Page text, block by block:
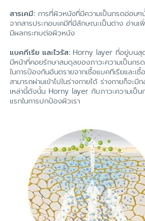
สารเคมี: การที่ผิวหนังที่มีความเป็นกรดอ่อน
จากสารประกอบเคมีที่มีลักษณะเป็นด่าง อ่านเ
มีผลกระทบต่อผิวหนัง
แบคทีเรีย และไวรัส: Horny layer ที่อยู่บนสุ
มีหน้าที่คอยรักษาสมดุลของภาวะความเป็นก
ในการป้องกันอันตรายจากเชื้อแบคทีเรียและเชื้
สามารถผ่านเข้าไปในร่างกายได้ ร่างกายก็จะมี
เหล่านี้ดังนั้น Horny layer กับภาวะความเป็
แรกในการปกป้องผิวเรา